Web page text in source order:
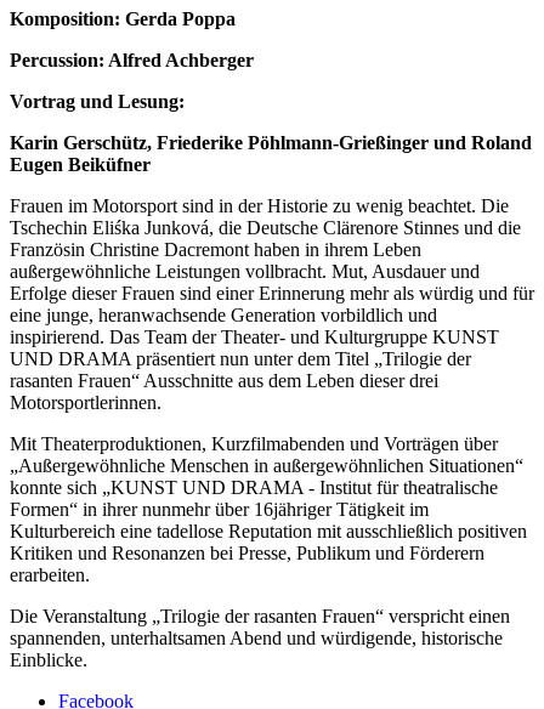
Komposition: Gerda Poppa
Percussion: Alfred Achberger
Vortrag und Lesung:
Karin Gerschütz, Friederike Pöhlmann-Grießinger und Roland
Eugen Beiküfner
Frauen im Motorsport sind in der Historie zu wenig beachtet. Die
Tschechin Eliśka Junková, die Deutsche Clärenore Stinnes und die
Französin Christine Dacremont haben in ihrem Leben
außergewöhnliche Leistungen vollbracht. Mut, Ausdauer und
Erfolge dieser Frauen sind einer Erinnerung mehr als würdig und für
eine junge, heranwachsende Generation vorbildlich und
inspirierend. Das Team der Theater- und Kulturgruppe KUNST
UND DRAMA präsentiert nun unter dem Titel „Trilogie der
rasanten Frauen“ Ausschnitte aus dem Leben dieser drei
Motorsportlerinnen.
Mit Theaterproduktionen, Kurzfilmabenden und Vorträgen über
„Außergewöhnliche Menschen in außergewöhnlichen Situationen“
konnte sich „KUNST UND DRAMA - Institut für theatralische
Formen“ in ihrer nunmehr über 16jähriger Tätigkeit im
Kulturbereich eine tadellose Reputation mit ausschließlich positiven
Kritiken und Resonanzen bei Presse, Publikum und Förderern
erarbeiten.
Die Veranstaltung „Trilogie der rasanten Frauen“ verspricht einen
spannenden, unterhaltsamen Abend und würdigende, historische
Einblicke.
Facebook